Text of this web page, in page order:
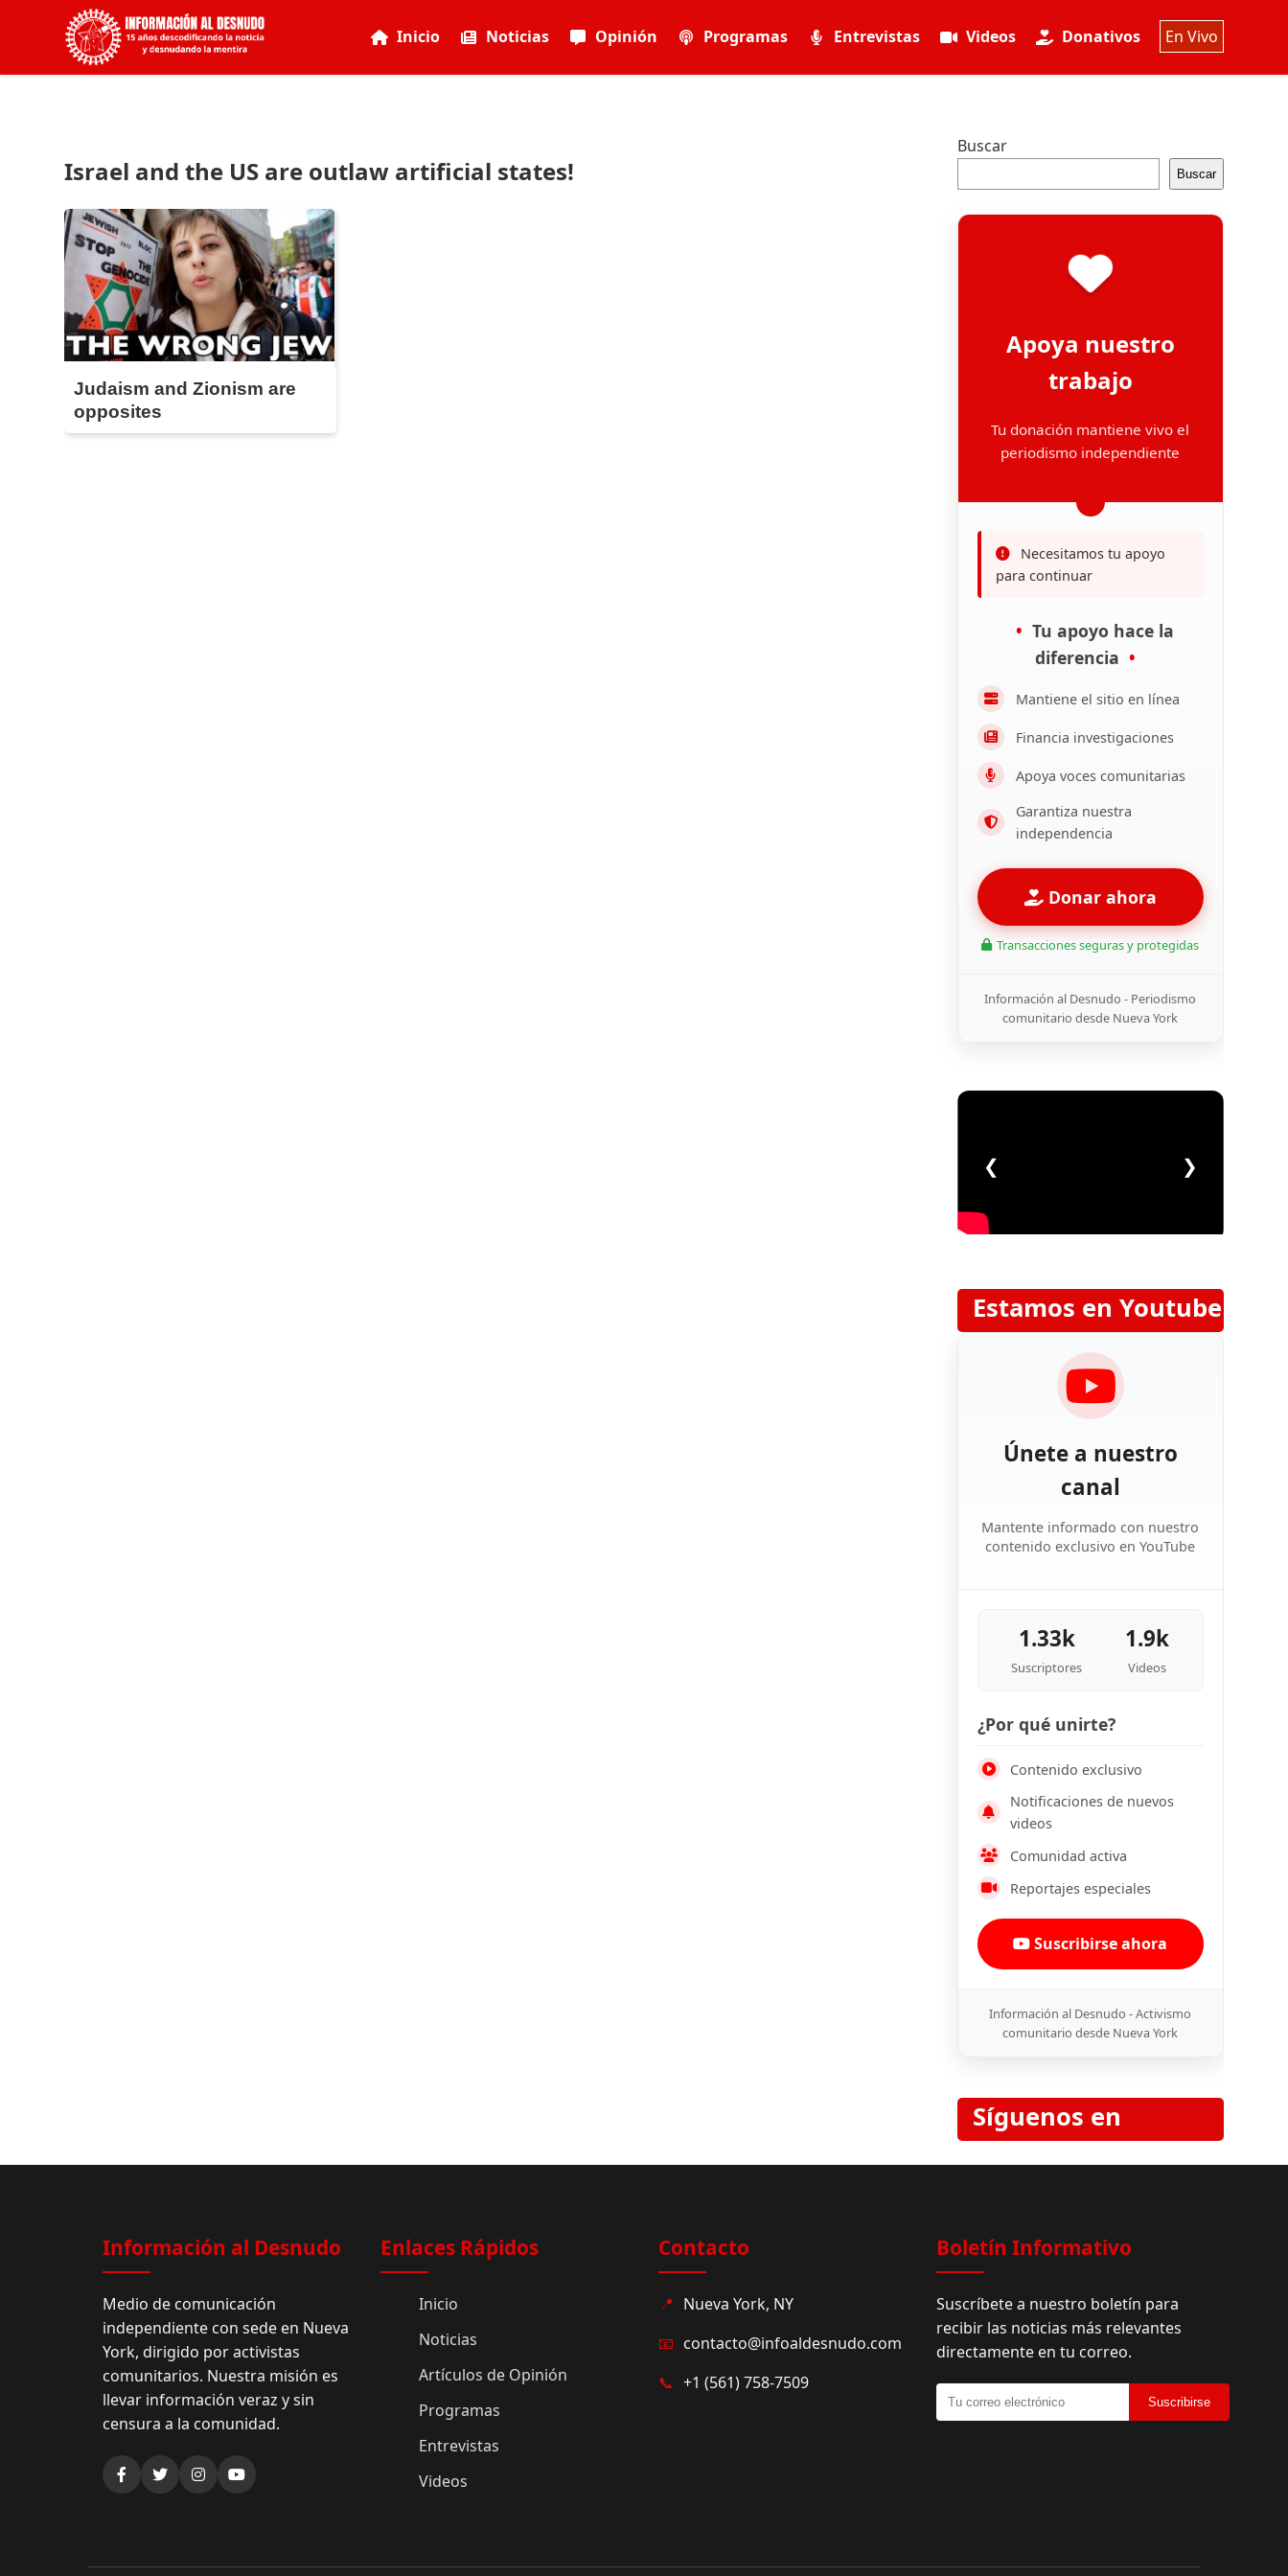
Inicio Noticias Opinión Programas Entrevistas Videos Donativos En Vivo
Israel and the US are outlaw artificial states!
Judaism and Zionism are
opposites
Buscar
Buscar
Apoya nuestro
trabajo
Tu donación mantiene vivo el
periodismo independiente
Necesitamos tu apoyo
para continuar
Tu apoyo hace la
diferencia
Mantiene el sitio en línea
Financia investigaciones
Apoya voces comunitarias
Garantiza nuestra
independencia
Donar ahora
Transacciones seguras y protegidas
Información al Desnudo - Periodismo
comunitario desde Nueva York
❮ ❯
Estamos en Youtube
Únete a nuestro
canal
Mantente informado con nuestro
contenido exclusivo en YouTube
1.33k
Suscriptores
1.9k
Videos
¿Por qué unirte?
Contenido exclusivo
Notificaciones de nuevos
videos
Comunidad activa
Reportajes especiales
Suscribirse ahora
Información al Desnudo - Activismo
comunitario desde Nueva York
Síguenos en
Información al Desnudo
Medio de comunicación
independiente con sede en Nueva
York, dirigido por activistas
comunitarios. Nuestra misión es
llevar información veraz y sin
censura a la comunidad.
Enlaces Rápidos
Inicio
Noticias
Artículos de Opinión
Programas
Entrevistas
Videos
Contacto
📍 Nueva York, NY
📧 contacto@infoaldesnudo.com
📞 +1 (561) 758-7509
Boletín Informativo
Suscríbete a nuestro boletín para
recibir las noticias más relevantes
directamente en tu correo.
Suscribirse